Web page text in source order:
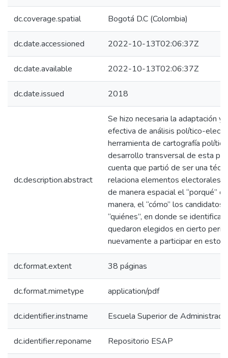
dc.coverage.spatial Bogotá D.C (Colombia)
dc.date.accessioned 2022-10-13T02:06:37Z
dc.date.available 2022-10-13T02:06:37Z
dc.date.issued 2018
dc.description.abstract
Se hizo necesaria la adaptación
efectiva de análisis político-
herramienta de cartografía
desarrollo transversal de esta
cuenta que partió de ser una
relaciona elementos electorales
de manera espacial el “porqué”
manera, el “cómo” los
“quiénes”, en donde se
quedaron elegidos en cierto
nuevamente a participar en estos
dc.format.extent 38 páginas
dc.format.mimetype application/pdf
dc.identifier.instname Escuela Superior de
dc.identifier.reponame Repositorio ESAP